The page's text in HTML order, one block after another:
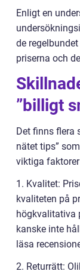
Enligt en
de
priserna och
”billigt
Det finns flera
nätet tips”
viktiga
1. Kvalitet:
kvaliteten på
högkvalitativa
kanske inte
läsa
2. Returrätt: